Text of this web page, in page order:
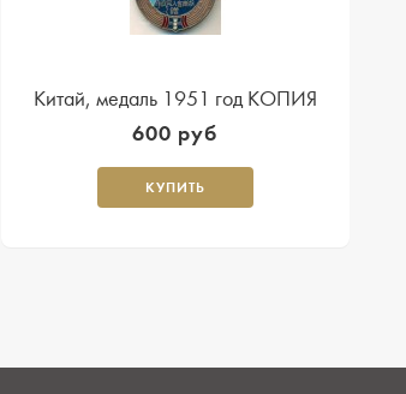
Китай, медаль 1951 год КОПИЯ
600 руб
КУПИТЬ